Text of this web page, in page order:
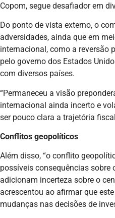
Copom, segue desafiador em
Do ponto de vista externo, o
adversidades, ainda que em
internacional, como a reversão
pelo governo dos Estados
com diversos países.
“Permaneceu a visão
internacional ainda incerto e
ser pouco clara a trajetória
Conflitos geopolíticos
Além disso, “o conflito
possíveis consequências sobre
adicionam incerteza sobre o
acrescentou ao afirmar que
mudanças nas decisões de